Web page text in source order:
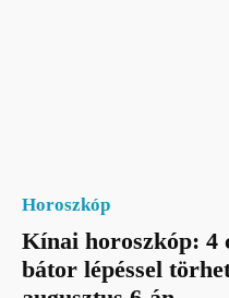
Horoszkóp
Kínai horoszkóp: 4
bátor lépéssel